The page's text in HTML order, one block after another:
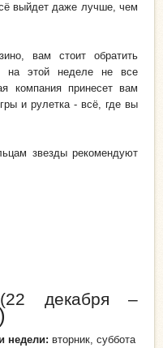
выйдет даже лучше, чем
вам стоит обратить
на этой неделе не все
компания принесет вам
и рулетка - всё, где вы
звезды рекомендуют
декабря –
недели: вторник, суббота